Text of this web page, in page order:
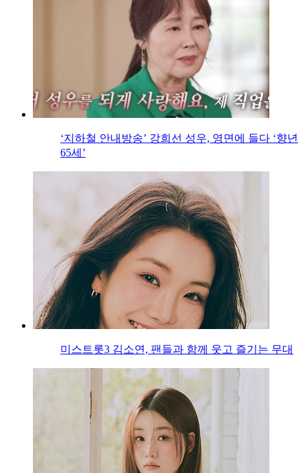
‘지하철 안내방송’ 강희선 성우, 영면에 들다 ‘향년
65세’
미스트롯3 김소연, 팬들과 함께 웃고 즐기는 무대